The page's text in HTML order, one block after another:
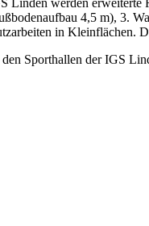
Linden werden
4,5 m), 3.
in
Sporthallen der IGS